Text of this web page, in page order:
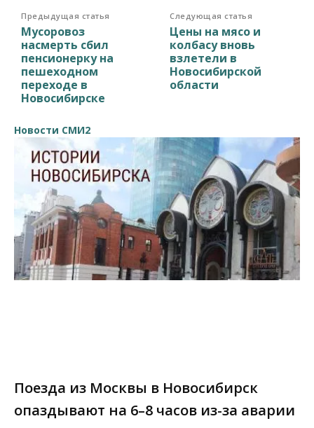
Предыдущая статья
Мусоровоз
насмерть сбил
пенсионерку на
пешеходном
переходе в
Новосибирске
Следующая статья
Цены на мясо и
колбасу вновь
взлетели в
Новосибирской
области
Новости СМИ2
Поезда из Москвы в Новосибирск
опаздывают на 6–8 часов из-за аварии